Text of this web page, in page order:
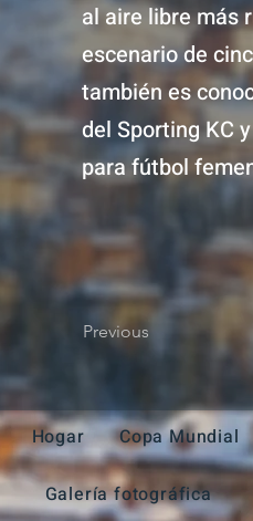
al aire libre más
escenario de
también es
del Sporting KC
para fútbol
Previous
Hogar Copa Mundial
Galería fotográfica